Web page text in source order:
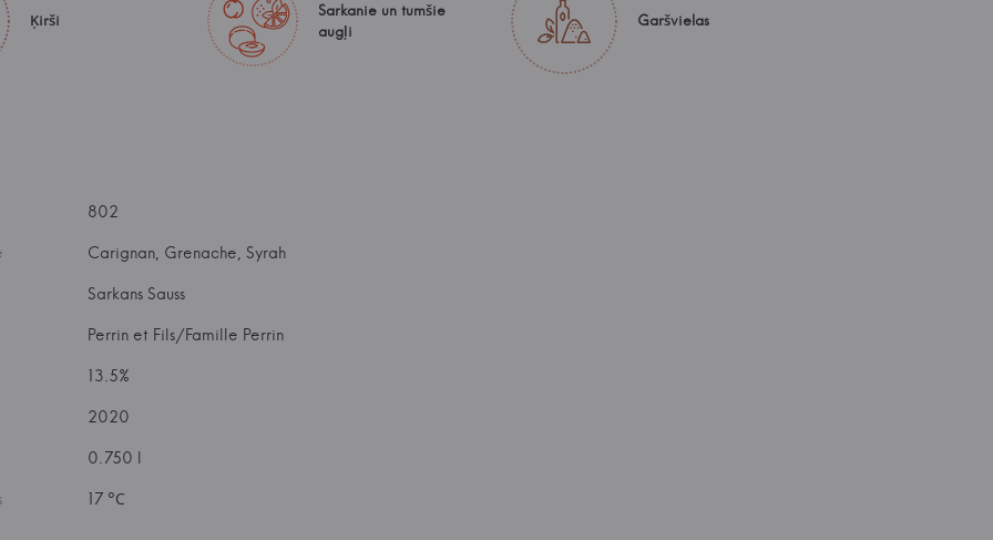
Ķirši
Sarkanie un tumšie
augļi
Garšvielas
802
Carignan, Grenache, Syrah
Sarkans Sauss
Perrin et Fils/Famille Perrin
13.5%
2020
0.750 l
17 °С